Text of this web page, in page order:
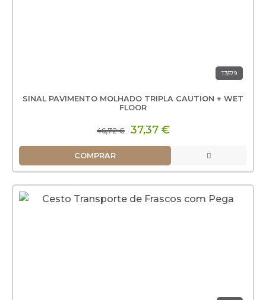
T3579
SINAL PAVIMENTO MOLHADO TRIPLA CAUTION + WET
FLOOR
46,72 € 37,37 €
COMPRAR